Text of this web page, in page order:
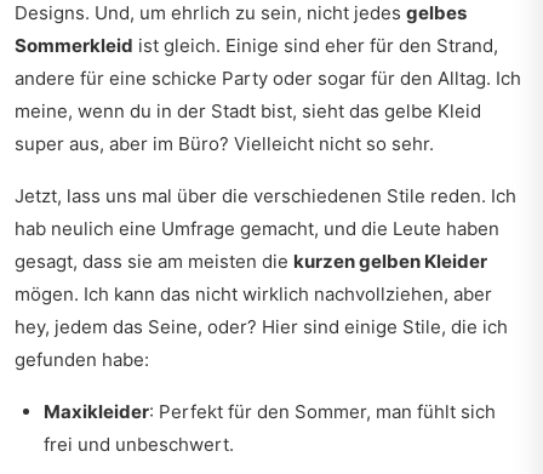
Designs. Und, um ehrlich zu sein, nicht jedes gelbes
Sommerkleid ist gleich. Einige sind eher für den Strand,
andere für eine schicke Party oder sogar für den Alltag. Ich
meine, wenn du in der Stadt bist, sieht das gelbe Kleid
super aus, aber im Büro? Vielleicht nicht so sehr.
Jetzt, lass uns mal über die verschiedenen Stile reden. Ich
hab neulich eine Umfrage gemacht, und die Leute haben
gesagt, dass sie am meisten die kurzen gelben Kleider
mögen. Ich kann das nicht wirklich nachvollziehen, aber
hey, jedem das Seine, oder? Hier sind einige Stile, die ich
gefunden habe:
Maxikleider: Perfekt für den Sommer, man fühlt sich
frei und unbeschwert.